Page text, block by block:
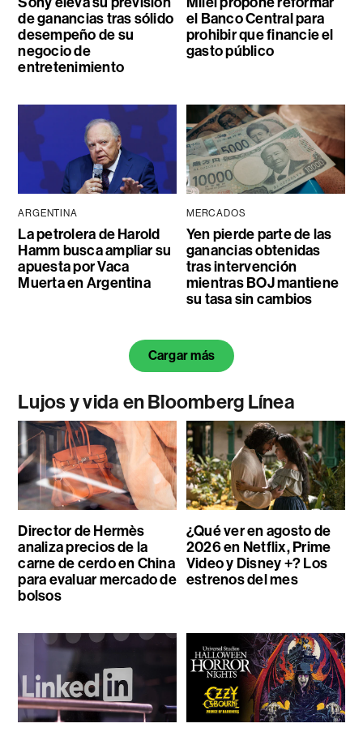
de ganancias tras sólido
desempeño de su
negocio de
entretenimiento
el Banco Central para
prohibir que financie el
gasto público
ARGENTINA
La petrolera de Harold
Hamm busca ampliar su
apuesta por Vaca
Muerta en Argentina
MERCADOS
Yen pierde parte de las
ganancias obtenidas
tras intervención
mientras BOJ mantiene
su tasa sin cambios
Cargar más
Lujos y vida en Bloomberg Línea
Director de Hermès
analiza precios de la
carne de cerdo en China
para evaluar mercado de
bolsos
¿Qué ver en agosto de
2026 en Netflix, Prime
Video y Disney +? Los
estrenos del mes